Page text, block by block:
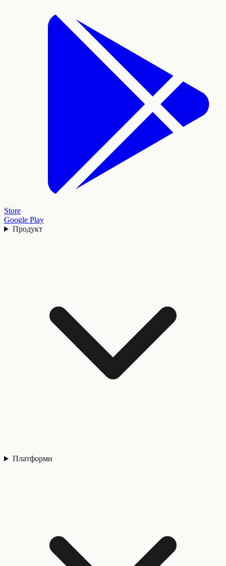
Store
Google Play
Продукт
Платформи